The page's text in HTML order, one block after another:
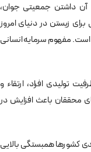
داشتن جمعیتی جوان،
زیستن در دنیای امروز
مفهوم سرمايه انسانی
توليدی افراد، ارتقاء و
محققان باعث افزايش در
کشورها همبستگی بالایی